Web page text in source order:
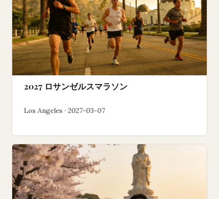
2027 ロサンゼルスマラソン
Los Angeles · 2027-03-07